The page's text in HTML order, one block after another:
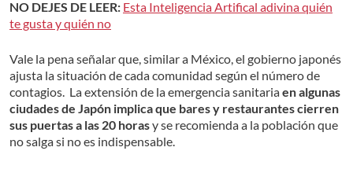
NO DEJES DE LEER: Esta Inteligencia Artifical adivina quién
te gusta y quién no
Vale la pena señalar que, similar a México, el gobierno japonés
ajusta la situación de cada comunidad según el número de
contagios. La extensión de la emergencia sanitariaen algunas
ciudades de Japón implica que bares y restaurantes cierren
sus puertas a las 20 horasy se recomienda a la población que
no salga si no es indispensable.